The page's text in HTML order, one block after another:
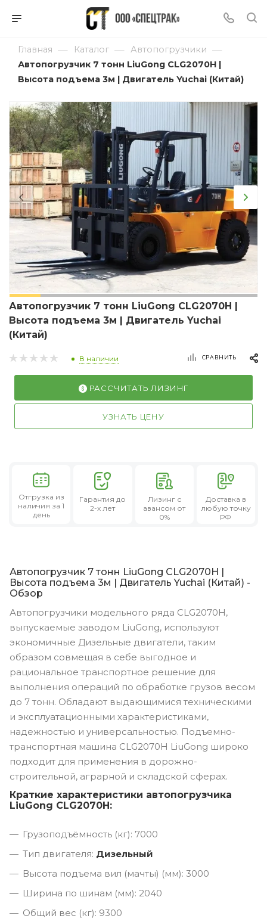
Главная — Каталог — Автопогрузчики —
Автопогрузчик 7 тонн LiuGong CLG2070H |
Высота подъема 3м | Двигатель Yuchai (Китай)
Автопогрузчик 7 тонн LiuGong CLG2070H |
Высота подъема 3м | Двигатель Yuchai
(Китай)
В наличии СРАВНИТЬ
РАССЧИТАТЬ ЛИЗИНГ
УЗНАТЬ ЦЕНУ
Отгрузка из
наличия за 1
день
Гарантия до
2-х лет
Лизингс
авансом от
0%
Доставка в
любую точку
РФ
Автопогрузчик 7 тонн LiuGong CLG2070H |
Высота подъема 3м | Двигатель Yuchai (Китай) -
Обзор
Автопогрузчики модельного ряда CLG2070H,
выпускаемые заводом LiuGong, используют
экономичные Дизельные двигатели, таким
образом совмещая в себе выгодное и
рациональное транспортное решение для
выполнения операций по обработке грузов весом
до 7 тонн. Обладают выдающимися техническими
и эксплуатационными характеристиками,
надежностью и универсальностью. Подъемно-
транспортная машина CLG2070H LiuGong широко
подходит для применения в дорожно-
строительной, аграрной и складской сферах.
Краткие характеристики автопогрузчика
LiuGong CLG2070H:
Грузоподъёмность (кг): 7000
Тип двигателя: Дизельный
Высота подъема вил (мачты) (мм): 3000
Ширина по шинам (мм): 2040
Общий вес (кг): 9300